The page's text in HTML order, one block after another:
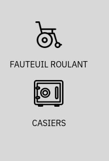
FAUTEUIL ROULANT
CASIERS